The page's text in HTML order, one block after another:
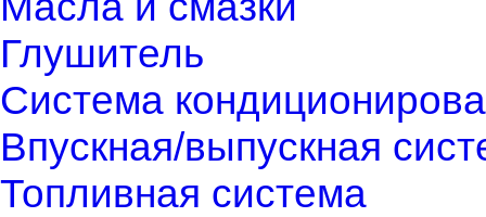
Глушитель
Система
Впускная/выпускная
Топливная система